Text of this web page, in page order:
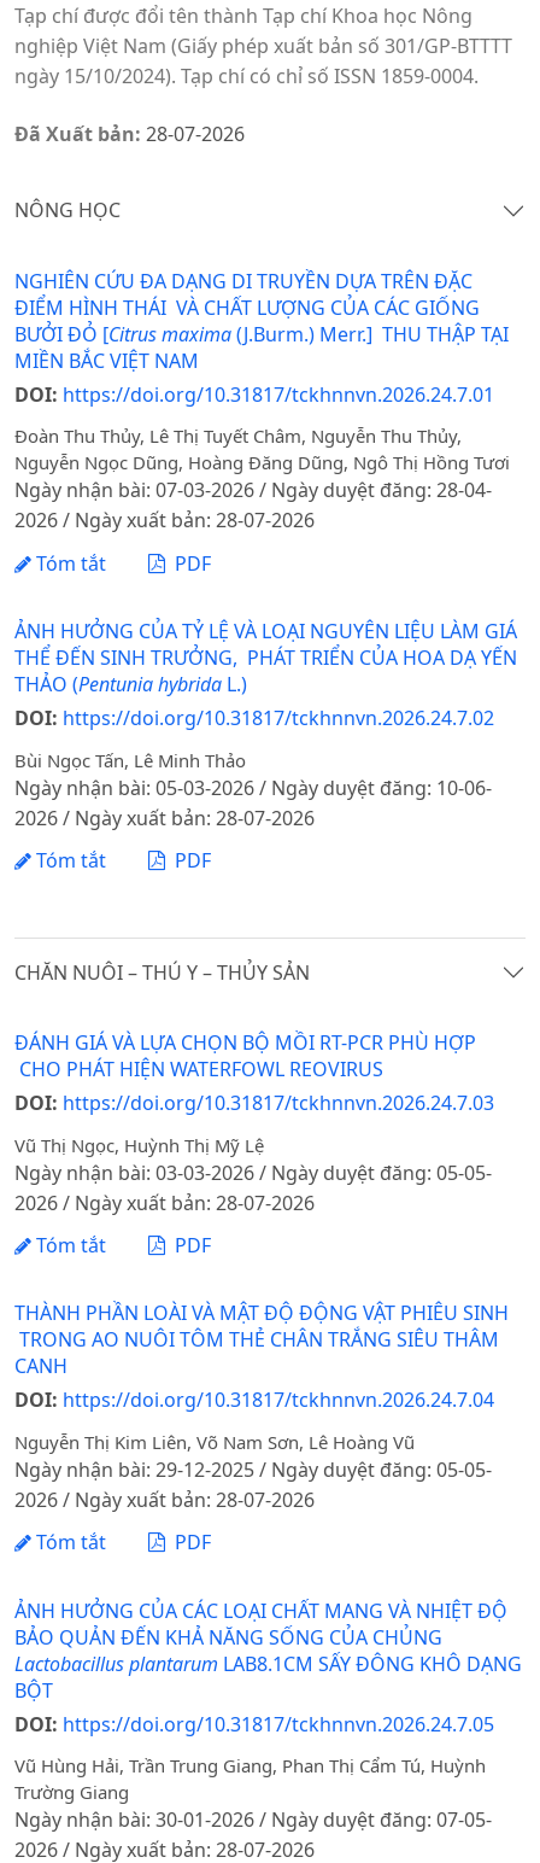
Tạp chí được đổi tên thành Tạp chí Khoa học Nông
nghiệp Việt Nam (Giấy phép xuất bản số 301/GP-BTTTT
ngày 15/10/2024). Tạp chí có chỉ số ISSN 1859-0004.
Đã Xuất bản: 28-07-2026
NÔNG HỌC
NGHIÊN CỨU ĐA DẠNG DI TRUYỀN DỰA TRÊN ĐẶC
ĐIỂM HÌNH THÁI VÀ CHẤT LƯỢNG CỦA CÁC GIỐNG
BƯỞI ĐỎ [Citrus maxima(J.Burm.) Merr.] THU THẬP TẠI
MIỀN BẮC VIỆT NAM
DOI: https://doi.org/10.31817/tckhnnvn.2026.24.7.01
Đoàn Thu Thủy, Lê Thị Tuyết Châm, Nguyễn Thu Thủy,
Nguyễn Ngọc Dũng, Hoàng Đăng Dũng, Ngô Thị Hồng Tươi
Ngày nhận bài: 07-03-2026 / Ngày duyệt đăng: 28-04-
2026 / Ngày xuất bản: 28-07-2026
Tóm tắt
PDF
ẢNH HƯỞNG CỦA TỶ LỆ VÀ LOẠI NGUYÊN LIỆU LÀM GIÁ
THỂ ĐẾN SINH TRƯỞNG, PHÁT TRIỂN CỦA HOA DẠ YẾN
THẢO (Pentunia hybrida L.)
DOI: https://doi.org/10.31817/tckhnnvn.2026.24.7.02
Bùi Ngọc Tấn, Lê Minh Thảo
Ngày nhận bài: 05-03-2026 / Ngày duyệt đăng: 10-06-
2026 / Ngày xuất bản: 28-07-2026
Tóm tắt
PDF
CHĂN NUÔI – THÚ Y – THỦY SẢN
ĐÁNH GIÁ VÀ LỰA CHỌN BỘ MỒI RT-PCR PHÙ HỢP
CHO PHÁT HIỆN WATERFOWL REOVIRUS
DOI: https://doi.org/10.31817/tckhnnvn.2026.24.7.03
Vũ Thị Ngọc, Huỳnh Thị Mỹ Lệ
Ngày nhận bài: 03-03-2026 / Ngày duyệt đăng: 05-05-
2026 / Ngày xuất bản: 28-07-2026
Tóm tắt
PDF
THÀNH PHẦN LOÀI VÀ MẬT ĐỘ ĐỘNG VẬT PHIÊU SINH
TRONG AO NUÔI TÔM THẺ CHÂN TRẮNG SIÊU THÂM
CANH
DOI: https://doi.org/10.31817/tckhnnvn.2026.24.7.04
Nguyễn Thị Kim Liên, Võ Nam Sơn, Lê Hoàng Vũ
Ngày nhận bài: 29-12-2025 / Ngày duyệt đăng: 05-05-
2026 / Ngày xuất bản: 28-07-2026
Tóm tắt
PDF
ẢNH HƯỞNG CỦA CÁC LOẠI CHẤT MANG VÀ NHIỆT ĐỘ
BẢO QUẢN ĐẾN KHẢ NĂNG SỐNG CỦA CHỦNG
Lactobacillus plantarum LAB8.1CM SẤY ĐÔNG KHÔ DẠNG
BỘT
DOI: https://doi.org/10.31817/tckhnnvn.2026.24.7.05
Vũ Hùng Hải, Trần Trung Giang, Phan Thị Cẩm Tú, Huỳnh
Trường Giang
Ngày nhận bài: 30-01-2026 / Ngày duyệt đăng: 07-05-
2026 / Ngày xuất bản: 28-07-2026